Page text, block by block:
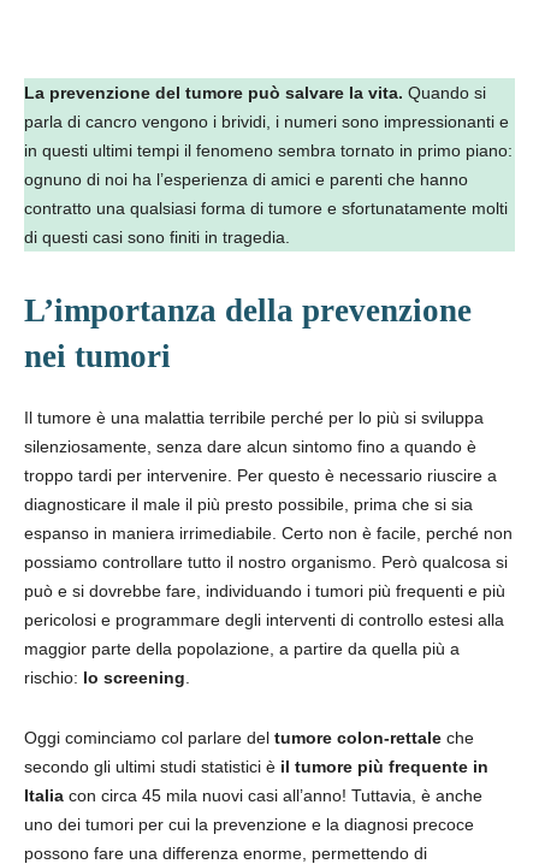
La prevenzione del tumore può salvare la vita. Quando si
parla di cancro vengono i brividi, i numeri sono impressionanti e
in questi ultimi tempi il fenomeno sembra tornato in primo piano:
ognuno di noi ha l’esperienza di amici e parenti che hanno
contratto una qualsiasi forma di tumore e sfortunatamente molti
di questi casi sono finiti in tragedia.
L’importanza della prevenzione
nei tumori
Il tumore è una malattia terribile perché per lo più si sviluppa
silenziosamente, senza dare alcun sintomo fino a quando è
troppo tardi per intervenire. Per questo è necessario riuscire a
diagnosticare il male il più presto possibile, prima che si sia
espanso in maniera irrimediabile. Certo non è facile, perché non
possiamo controllare tutto il nostro organismo. Però qualcosa si
può e si dovrebbe fare, individuando i tumori più frequenti e più
pericolosi e programmare degli interventi di controllo estesi alla
maggior parte della popolazione, a partire da quella più a
rischio: lo screening
Oggi cominciamo col parlare del tumore colon-rettale che
secondo gli ultimi studi statistici è il tumore più frequente in
Italia con circa 45 mila nuovi casi all’anno! Tuttavia, è anche
uno dei tumori per cui la prevenzione e la diagnosi precoce
possono fare una differenza enorme, permettendo di